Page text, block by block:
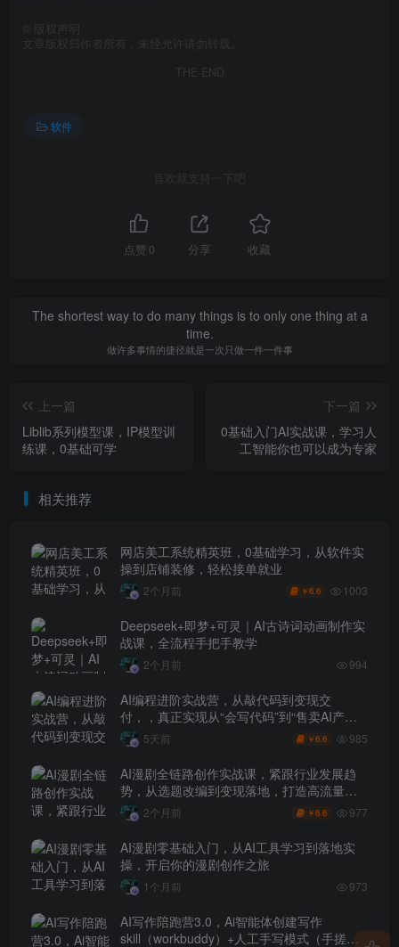
版权声明
文章版权归作者所有，未经允许请勿转载。
THE END
软件
喜欢就支持一下吧
点赞 0 分享 收藏
The shortest way to do many things is to only one thing at a
time.
做许多事情的捷径就是一次只做一件一件事
上一篇
Liblib系列模型课，IP模型训
练课，0基础可学
下一篇
0基础入门AI实战课，学习人
工智能你也可以成为专家
相关推荐
网店美工系统精英班，0基础学习，从软件实
操到店铺装修，轻松接单就业
2个月前 ￥6.6 1003
Deepseek+即梦+可灵｜AI古诗词动画制作实
战课，全流程手把手教学
2个月前 994
AI编程进阶实战营，从敲代码到变现交
付，，真正实现从“会写代码”到“售卖AI产品
盈利”的跨越
5天前 ￥6.6 985
AI漫剧全链路创作实战课，紧跟行业发展趋
势，从选题改编到变现落地，打造高流量优
质作品2个月前 ￥6.6 977
AI漫剧零基础入门，从AI工具学习到落地实
操，开启你的漫剧创作之旅
1个月前 973
AI写作陪跑营3.0，Ai智能体创建写作
skill（workbuddy）+人工手写模式（手搓模